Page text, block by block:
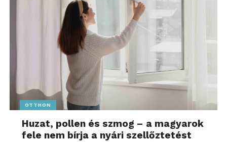
OTTHON
Huzat, pollen és szmog – a magyarok
fele nem bírja a nyári szellőztetést